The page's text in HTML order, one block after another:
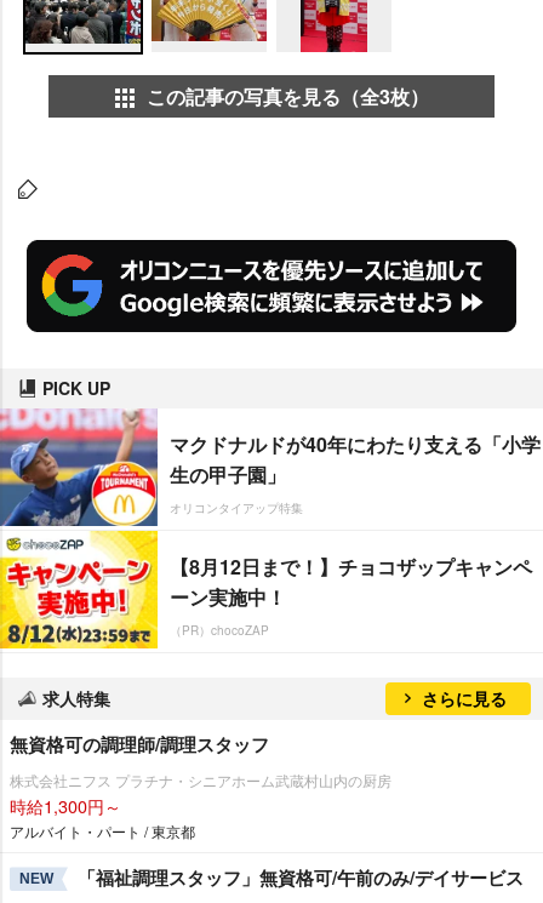
この記事の写真を見る（全3枚）
PICK UP
マクドナルドが40年にわたり支える「小学
生の甲子園」
オリコンタイアップ特集
【8月12日まで！】チョコザップキャンペ
ーン実施中！
（PR）chocoZAP
求人特集 さらに見る
無資格可の調理師/調理スタッフ
株式会社ニフス プラチナ・シニアホーム武蔵村山内の厨房
時給1,300円～
アルバイト・パート / 東京都
NEW 「福祉調理スタッフ」無資格可/午前のみ/デイサービス